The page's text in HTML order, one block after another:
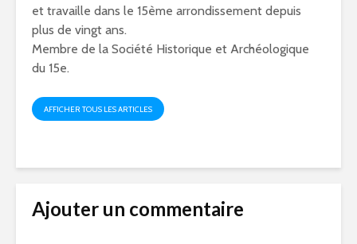
et travaille dans le 15ème arrondissement depuis
plus de vingt ans.
Membre de la Société Historique et Archéologique
du 15e.
AFFICHER TOUS LES ARTICLES
Ajouter un commentaire